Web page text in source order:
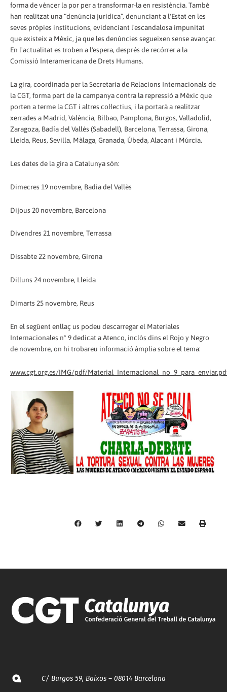
forma de vèncer la por per a transformar-la en resistència. També
han realitzat una “denúncia jurídica”, denunciant a l'Estat en les
seves pròpies institucions, evidenciant l'escandalosa impunitat
que existeix a Mèxic, ja que les denúncies segueixen sense avançar.
En l'actualitat es troben a l'espera, després de recórrer a la
Comissió Interamericana de Drets Humans.
La gira, coordinada per la Secretaria de Relacions Internacionals de
la CGT, forma part de la campanya contra la repressió a Mèxic que
porten a terme la CGT i altres col·lectius, i la portarà a realitzar
xerrades a Madrid, València, Bilbao, Pamplona, Burgos, Valladolid,
Zaragoza, Badía del Vallés (Sabadell), Barcelona, Terrassa, Girona,
Lleida, Reus, Sevilla, Màlaga, Granada, Úbeda, Alacant i Múrcia.
Les dates de la gira a Catalunya són:
Dimecres 19 novembre, Badia del Vallès
Dijous 20 novembre, Barcelona
Divendres 21 novembre, Terrassa
Dissabte 22 novembre, Girona
Dilluns 24 novembre, Lleida
Dimarts 25 novembre, Reus
En el següent enllaç us podeu descarregar el Materiales
Internacionales nº 9 dedicat a Atenco, inclòs dins el Rojo y Negro
de novembre, on hi trobareu informació àmplia sobre el tema:
www.cgt.org.es/IMG/pdf/
C/ Burgos 59, Baixos – 08014 Barcelona